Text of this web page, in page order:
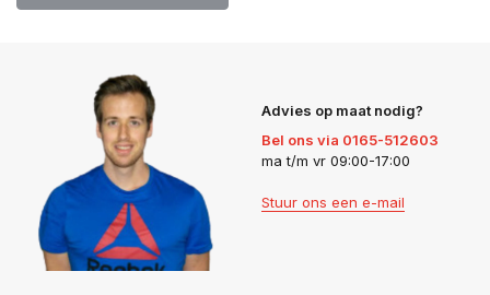
Advies op maat nodig?
Bel ons via 0165-512603
ma t/m vr 09:00-17:00
Stuur ons een e-mail